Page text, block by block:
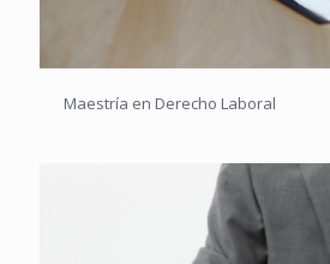
Maestría en Derecho Laboral